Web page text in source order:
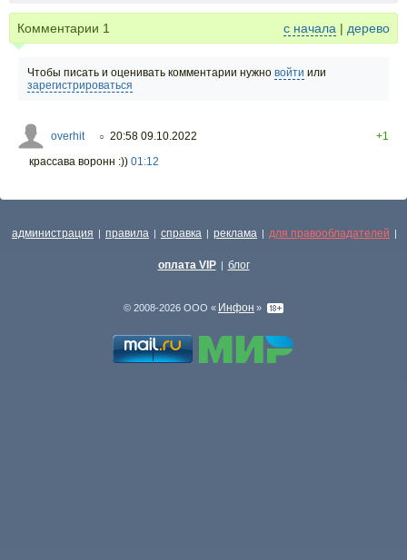
Комментарии 1 с начала | дерево
Чтобы писать и оценивать комментарии нужно войти или
зарегистрироваться
overhit ○ 20:58 09.10.2022
+1
крассава воронн :)) 01:12
администрация | правила | справка | реклама | для правообладателей |
оплата VIP | блог
© 2008-2026 ООО « Инфон »